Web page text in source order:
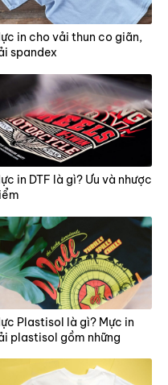
in cho vải thun co giãn,
spandex
in DTF là gì? Ưu và nhược
Plastisol là gì? Mực in
plastisol gồm những